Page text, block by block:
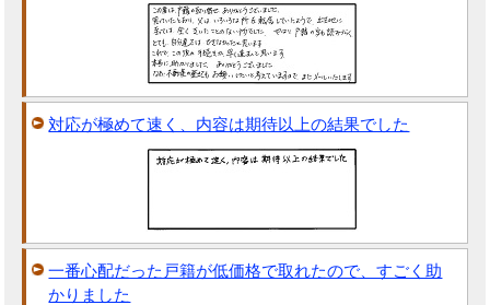
対応が極めて速く、内容は期待以上の結果でした
一番心配だった戸籍が低価格で取れたので、すごく助
かりました